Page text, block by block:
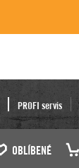
PROFI servis
OBLÍBENÉ